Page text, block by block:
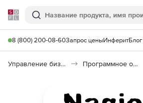
Softline
Поиск
8 (800) 200-08-60Запрос ценыИнферитБлог
Управление бизнесом, CRM/ERP Программное обеспечение для управления бизнесом